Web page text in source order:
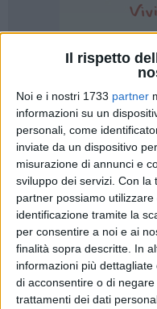
Il rispetto
Noi e i nostri 1733 partner
informazioni su un
personali, come
inviate da un dispositivo
misurazione di annunci e
sviluppo dei servizi. Con la
partner possiamo
identificazione tramite la
per consentire a noi e ai
finalità sopra descritte. In
informazioni più
di acconsentire o di
trattamenti dei dati
Anche il Consiglio di
È stato definitivamente
dall'avvocato Aurelio
del centrodestra nella
della lista "Pittella
provincia di Potenza.